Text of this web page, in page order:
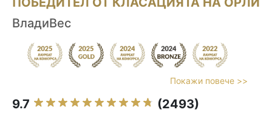
ВладиВес
Покажи повече >>
9.7 (2493)